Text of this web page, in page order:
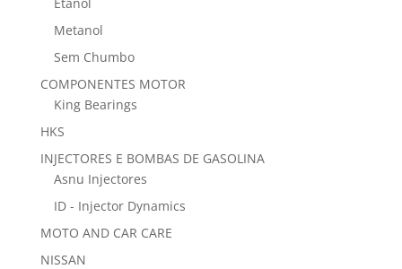
Metanol
Sem Chumbo
COMPONENTES MOTOR
King Bearings
HKS
INJECTORES E BOMBAS DE GASOLINA
Asnu Injectores
ID - Injector Dynamics
MOTO AND CAR CARE
NISSAN